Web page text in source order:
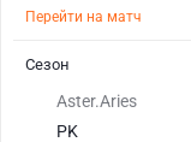
Перейти на матч
Aster.Aries
PK
Сезон